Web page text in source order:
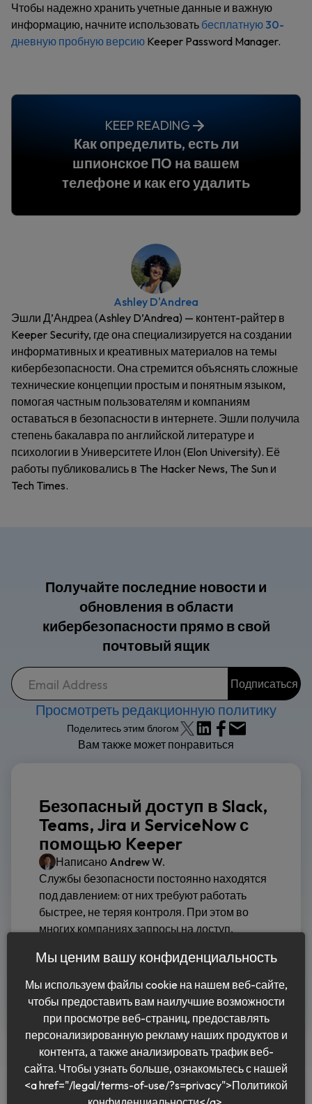
Чтобы надежно хранить учетные данные и важную
информацию, начните использовать бесплатную 30-
дневную пробную версию Keeper Password Manager.
KEEP READING
Как определить, есть ли
шпионское ПО на вашем
телефоне и как его удалить
Ashley D'Andrea
Эшли Д’Андреа (Ashley D’Andrea) — контент-райтер в
Keeper Security, где она специализируется на создании
информативных и креативных материалов на темы
кибербезопасности. Она стремится объяснять сложные
технические концепции простым и понятным языком,
помогая частным пользователям и компаниям
оставаться в безопасности в интернете. Эшли получила
степень бакалавра по английской литературе и
психологии в Университете Илон (Elon University). Её
работы публиковались в The Hacker News, The Sun и
Tech Times.
Получайте последние новости и
обновления в области
кибербезопасности прямо в свой
почтовый ящик
Просмотреть редакционную политику
Поделитесь этим блогом
Вам также может понравиться
Безопасный доступ в Slack,
Teams, Jira и ServiceNow с
помощью Keeper
Написано Andrew W.
Службы безопасности постоянно находятся
под давлением: от них требуют работать
быстрее, не теряя контроля. При этом во
многих компаниях запросы на доступ,
Читать дальше
Мы ценим вашу конфиденциальность
Мы используем файлы cookie на нашем веб-сайте,
чтобы предоставить вам наилучшие возможности
при просмотре веб-страниц, предоставлять
персонализированную рекламу наших продуктов и
контента, а также анализировать трафик веб-
сайта. Чтобы узнать больше, ознакомьтесь с нашей
<a href="/legal/terms-of-use/?s=privacy">Политикой